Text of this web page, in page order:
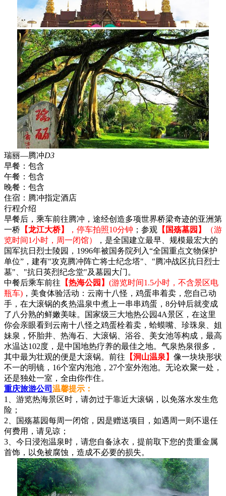
瑞丽—腾冲D3
早餐： 包含
午餐： 包含
晚餐： 包含
住宿： 腾冲指定酒店
行程介绍
早餐后，乘车前往腾冲，途经创造多项世界桥梁奇迹的亚洲第
一桥 【龙江大桥】 ，停车拍照10分钟 ；参观 【国殇墓园】
（游
览时间1小时，周一闭馆）
，是全国建立最早、规模最宏大的
国军抗日烈士陵园，1996年被国务院列入“全国重点文物保护
单位”，建有"攻克腾冲阵亡将士纪念塔"、"腾冲战区抗日烈士
墓"、"抗日英烈纪念堂"及墓园大门。
中餐后乘车前往 【热海公园】 (游览时间1.5小时，不含景区电
瓶车) ，美食体验活动：云南十八怪，鸡蛋串着卖，您自己动
手，在大滚锅的炙热温泉中煮上一串串鸡蛋，8分钟后就变成
了八分熟的鲜嫩美味。国家级三大地热公园4A景区，在这里
你会亲眼看到云南十八怪之鸡蛋栓着卖，蛤蟆嘴、珍珠泉、姐
妹泉，怀胎井、热海石、大滚锅、浴谷、美女池等构成，最高
水温达102度，是中国地热疗养的最佳之地。气泉热泉很多，
其中最为壮观的便是大滚锅。前往 【洞山温泉】 像一块块形状
不一的明镜，16个室内泡池，27个室外泡池。无论欢聚一处，
还是独处一室，全由你作住。
重庆旅游公司 温馨提示：
1、游览热海景区时，请勿过于靠近大滚锅，以免落水发生危
险；
2、国殇墓园每周一闭馆，因是赠送项目，如遇周一则不退任
何费用，请见谅；
3、今日浸泡温泉时，请您自备泳衣，提前取下您的贵重金属
首饰，以免被腐蚀，造成不必要的损失。